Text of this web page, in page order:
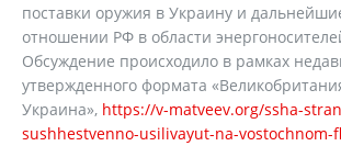
поставки оружия в Украину и
отношении РФ в области
Обсуждение происходило в рамках
утвержденного формата
Украина», https://v-matveev.org/ssha-
sushhestvenno-usilivayut-na-vostochnom-